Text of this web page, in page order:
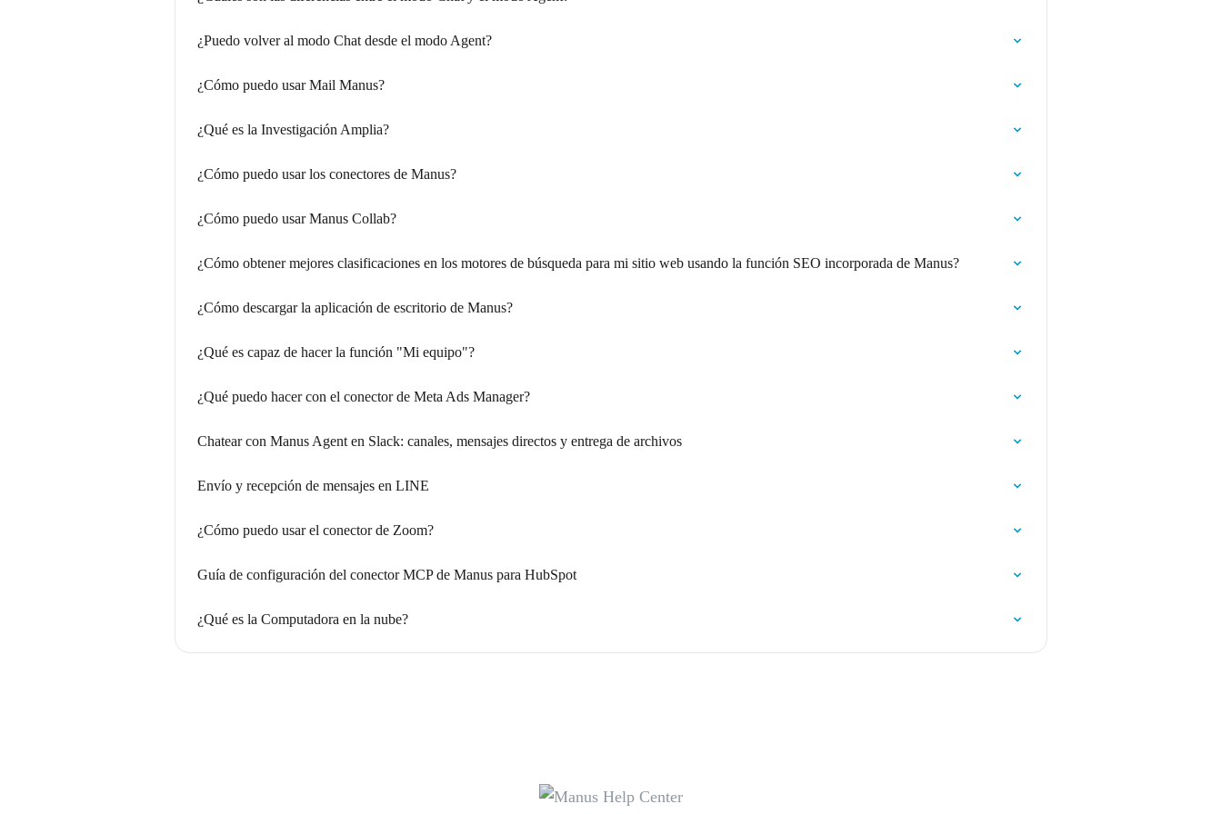
¿Puedo volver al modo Chat desde el modo Agent?
¿Cómo puedo usar Mail Manus?
¿Qué es la Investigación Amplia?
¿Cómo puedo usar los conectores de Manus?
¿Cómo puedo usar Manus Collab?
¿Cómo obtener mejores clasificaciones en los motores de búsqueda para mi sitio web usando la función SEO incorporada de Manus?
¿Cómo descargar la aplicación de escritorio de Manus?
¿Qué es capaz de hacer la función "Mi equipo"?
¿Qué puedo hacer con el conector de Meta Ads Manager?
Chatear con Manus Agent en Slack: canales, mensajes directos y entrega de archivos
Envío y recepción de mensajes en LINE
¿Cómo puedo usar el conector de Zoom?
Guía de configuración del conector MCP de Manus para HubSpot
¿Qué es la Computadora en la nube?